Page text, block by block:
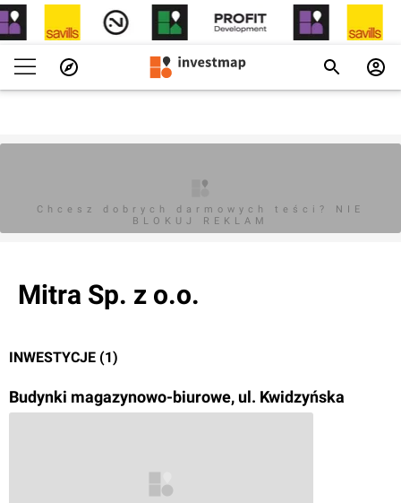
Chcesz dobrych darmowych teści? NIE
BLOKUJ REKLAM
Mitra Sp. z o.o.
INWESTYCJE (1)
Budynki magazynowo-biurowe, ul. Kwidzyńska